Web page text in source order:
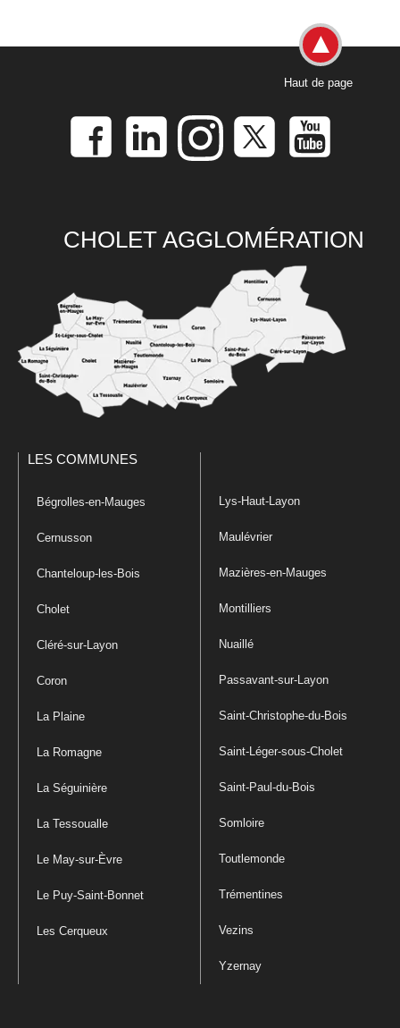
Haut de page
CHOLET AGGLOMÉRATION
LES COMMUNES
Bégrolles-en-Mauges
Cernusson
Chanteloup-les-Bois
Cholet
Cléré-sur-Layon
Coron
La Plaine
La Romagne
La Séguinière
La Tessoualle
Le May-sur-Èvre
Le Puy-Saint-Bonnet
Les Cerqueux
Lys-Haut-Layon
Maulévrier
Mazières-en-Mauges
Montilliers
Nuaillé
Passavant-sur-Layon
Saint-Christophe-du-Bois
Saint-Léger-sous-Cholet
Saint-Paul-du-Bois
Somloire
Toutlemonde
Trémentines
Vezins
Yzernay